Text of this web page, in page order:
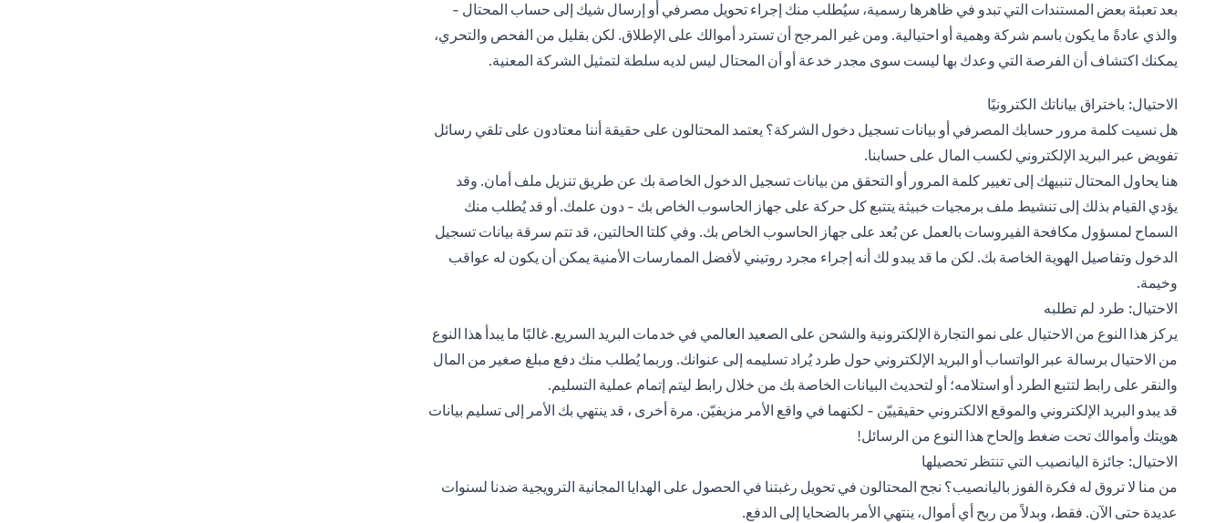
بعد تعبئة بعض المستندات التي تبدو في ظاهرها رسمية، سيُطلب منك إجراء تحويل مصرفي أو إرسال شيك إلى حساب المحتال -
والذي عادةً ما يكون باسم شركة وهمية أو احتيالية. ومن غير المرجح أن تسترد أموالك على الإطلاق. لكن بقليل من الفحص والتحري،
يمكنك اكتشاف أن الفرصة التي وعدك بها ليست سوى مجدر خدعة أو أن المحتال ليس لديه سلطة لتمثيل الشركة المعنية.
الاحتيال: باختراق بياناتك الكترونيًا
هل نسيت كلمة مرور حسابك المصرفي أو بيانات تسجيل دخول الشركة؟ يعتمد المحتالون على حقيقة أننا معتادون على تلقي رسائل
تفويض عبر البريد الإلكتروني لكسب المال على حسابنا.
هنا يحاول المحتال تنبيهك إلى تغيير كلمة المرور أو التحقق من بيانات تسجيل الدخول الخاصة بك عن طريق تنزيل ملف أمان. وقد
يؤدي القيام بذلك إلى تنشيط ملف برمجيات خبيثة يتتبع كل حركة على جهاز الحاسوب الخاص بك - دون علمك. أو قد يُطلب منك
السماح لمسؤول مكافحة الفيروسات بالعمل عن بُعد على جهاز الحاسوب الخاص بك. وفي كلتا الحالتين، قد تتم سرقة بيانات تسجيل
الدخول وتفاصيل الهوية الخاصة بك. لكن ما قد يبدو لك أنه إجراء مجرد روتيني لأفضل الممارسات الأمنية يمكن أن يكون له عواقب
وخيمة.
الاحتيال: طرد لم تطلبه
يركز هذا النوع من الاحتيال على نمو التجارة الإلكترونية والشحن على الصعيد العالمي في خدمات البريد السريع. غالبًا ما يبدأ هذا النوع
من الاحتيال برسالة عبر الواتساب أو البريد الإلكتروني حول طرد يُراد تسليمه إلى عنوانك. وربما يُطلب منك دفع مبلغ صغير من المال
والنقر على رابط لتتبع الطرد أو استلامه؛ أو لتحديث البيانات الخاصة بك من خلال رابط ليتم إتمام عملية التسليم.
قد يبدو البريد الإلكتروني والموقع الالكتروني حقيقييّن - لكنهما في واقع الأمر مزيفيّن. مرة أخرى ، قد ينتهي بك الأمر إلى تسليم بيانات
هويتك وأموالك تحت ضغط وإلحاح هذا النوع من الرسائل!
الاحتيال: جائزة اليانصيب التي تنتظر تحصيلها
من منا لا تروق له فكرة الفوز باليانصيب؟ نجح المحتالون في تحويل رغبتنا في الحصول على الهدايا المجانية الترويجية ضدنا لسنوات
عديدة حتى الآن. فقط، وبدلاً من ربح أي أموال، ينتهي الأمر بالضحايا إلى الدفع.